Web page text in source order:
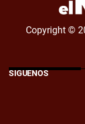
Copyright ©
SÍGUENOS